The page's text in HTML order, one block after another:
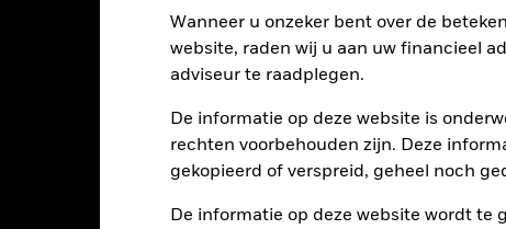
Wanneer u onzeker bent over de
website, raden wij u aan uw financieel
adviseur te raadplegen.
De informatie op deze website is
rechten voorbehouden zijn. Deze
gekopieerd of verspreid, geheel noch
De informatie op deze website wordt te
criteria. Na een ESG-screening kan het potentiële
hebben op de waarde van de beleggingen van het Fonds in
die diensten leveren zoals de bewaring van activa, of die
aan financieel verlies. Kredietrisico: de emittent van een in het
beleggingen gemakkelijk aan te kopen of te verkopen.
Kerngegevens